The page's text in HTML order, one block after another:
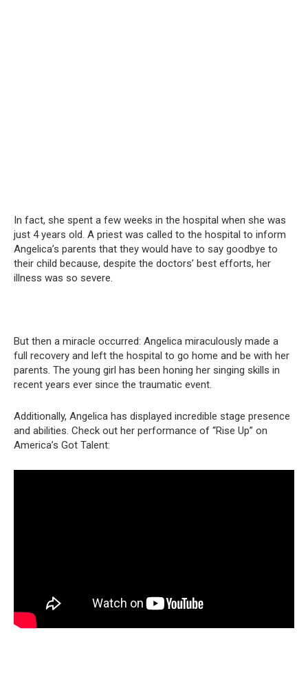
In fact, she spent a few weeks in the hospital when she was
just 4 years old. A priest was called to the hospital to inform
Angelica’s parents that they would have to say goodbye to
their child because, despite the doctors’ best efforts, her
illness was so severe.
But then a miracle occurred: Angelica miraculously made a
full recovery and left the hospital to go home and be with her
parents. The young girl has been honing her singing skills in
recent years ever since the traumatic event.
Additionally, Angelica has displayed incredible stage presence
and abilities. Check out her performance of “Rise Up” on
America’s Got Talent: